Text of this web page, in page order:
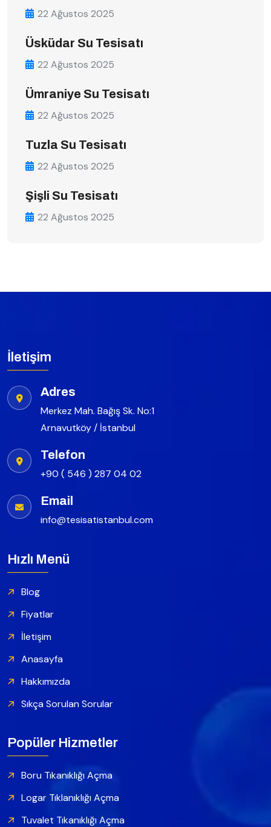
22 Ağustos 2025
Üsküdar Su Tesisatı
22 Ağustos 2025
Ümraniye Su Tesisatı
22 Ağustos 2025
Tuzla Su Tesisatı
22 Ağustos 2025
Şişli Su Tesisatı
22 Ağustos 2025
İletişim
Adres
Merkez Mah. Bağış Sk. No:1
Arnavutköy / İstanbul
Telefon
+90 ( 546 ) 287 04 02
Email
info@tesisatistanbul.com
Hızlı Menü
Blog
Fiyatlar
İletişim
Anasayfa
Hakkımızda
Sıkça Sorulan Sorular
Popüler Hizmetler
Boru Tıkanıklığı Açma
Logar Tıklanıklığı Açma
Tuvalet Tıkanıklığı Açma